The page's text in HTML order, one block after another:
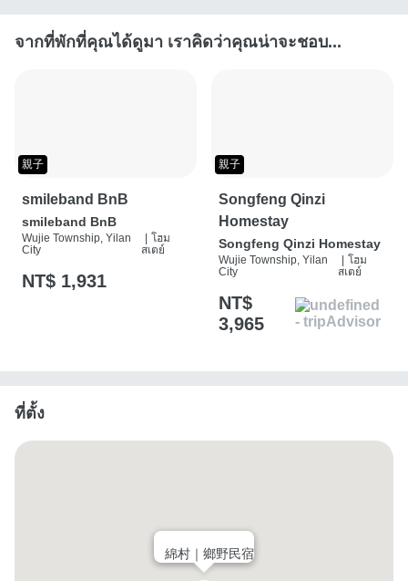
จากที่พักที่คุณได้ดูมา เราคิดว่าคุณน่าจะชอบ...
親子
smileband BnB
smileband BnB
Wujie Township, Yilan
City
| โฮม
สเตย์
NT$ 1,931
親子
Songfeng Qinzi
Homestay
Songfeng Qinzi Homestay
Wujie Township, Yilan
City
| โฮม
สเตย์
NT$
3,965
ที่ตั้ง
綿村｜鄉野民宿